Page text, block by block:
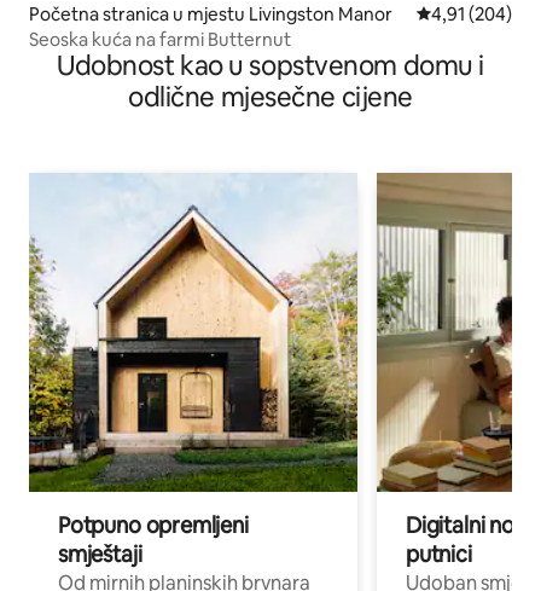
Početna stranica u mjestu Livingston Manor prosječna
4,91 (204)
Seoska kuća na farmi Butternut
Udobnost kao u sopstvenom domu i
odlične mjesečne cijene
Potpuno opremljeni
smještaji
Od mirnih planinskih brvnara
Digitalni
putnici
Udoban